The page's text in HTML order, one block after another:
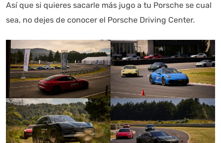
Así que si quieres sacarle más jugo a tu Porsche se cual
sea, no dejes de conocer el Porsche Driving Center.